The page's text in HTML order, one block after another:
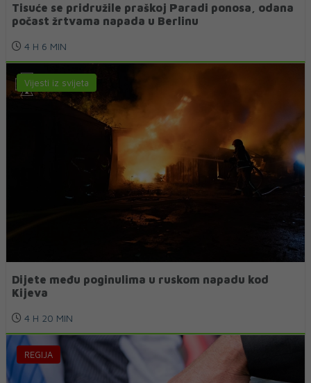
Tisuće se pridružile praškoj Paradi ponosa, odana
počast žrtvama napada u Berlinu
4 H 6 MIN
Vijesti iz svijeta
Dijete među poginulima u ruskom napadu kod
Kijeva
4 H 20 MIN
REGIJA